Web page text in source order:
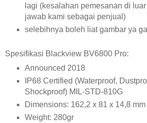
lagi (kesalahan pemesanan di
jawab kami sebagai penjual)
selebihnya boleh liat gambar ya
Spesifikasi Blackview BV6800 Pro:
Announced 2018
IP68 Certified (Waterproof,
Shockproof) MIL-STD-810G
Dimensions: 162,2 x 81 x 14,8 mm
Weight: 280gr